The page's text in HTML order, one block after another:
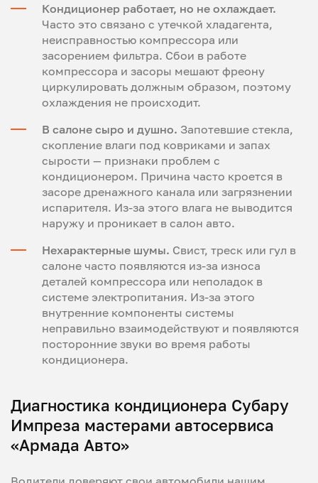
Кондиционер работает, но не охлаждает.
Часто это связано с утечкой хладагента,
неисправностью компрессора или
засорением фильтра. Сбои в работе
компрессора и засоры мешают фреону
циркулировать должным образом, поэтому
охлаждения не происходит.
В салоне сыро и душно. Запотевшие стекла,
скопление влаги под ковриками и запах
сырости — признаки проблем с
кондиционером. Причина часто кроется в
засоре дренажного канала или загрязнении
испарителя. Из-за этого влага не выводится
наружу и проникает в салон авто.
Нехарактерные шумы. Свист, треск или гул в
салоне часто появляются из-за износа
деталей компрессора или неполадок в
системе электропитания. Из-за этого
внутренние компоненты системы
неправильно взаимодействуют и появляются
посторонние звуки во время работы
кондиционера.
Диагностика кондиционера Субару
Импреза мастерами автосервиса
«Армада Авто»